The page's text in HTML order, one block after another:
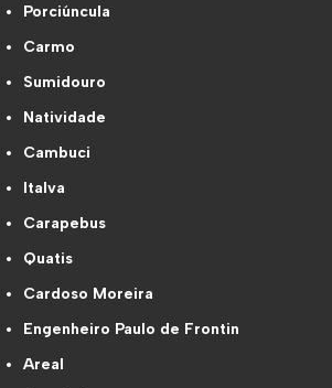
Porciúncula
Carmo
Sumidouro
Natividade
Cambuci
Italva
Carapebus
Quatis
Cardoso Moreira
Engenheiro Paulo de Frontin
Areal